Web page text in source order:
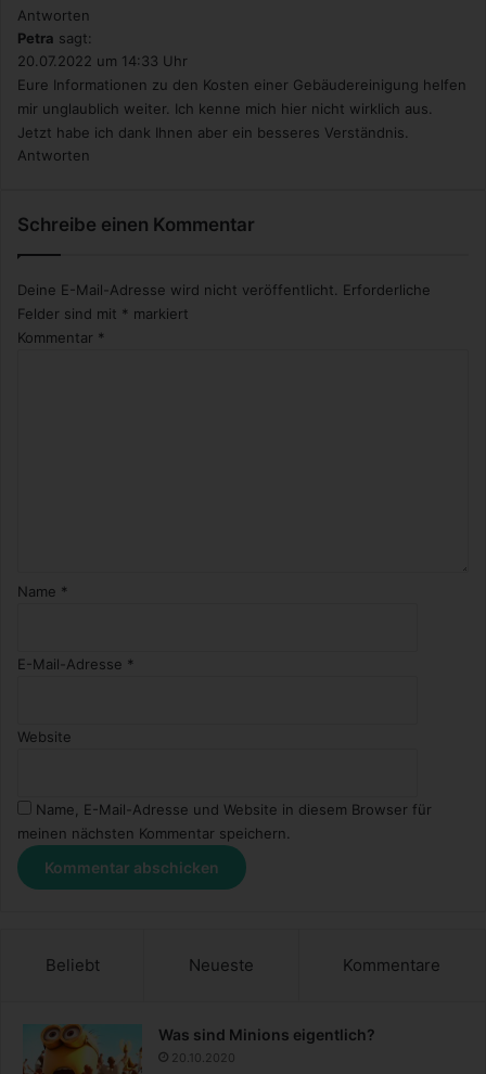
Antworten
Petra sagt:
20.07.2022 um 14:33 Uhr
Eure Informationen zu den Kosten einer Gebäudereinigung helfen
mir unglaublich weiter. Ich kenne mich hier nicht wirklich aus.
Jetzt habe ich dank Ihnen aber ein besseres Verständnis.
Antworten
Schreibe einen Kommentar
Deine E-Mail-Adresse wird nicht veröffentlicht. Erforderliche
Felder sind mit * markiert
Kommentar *
Name *
E-Mail-Adresse *
Website
Name, E-Mail-Adresse und Website in diesem Browser für
meinen nächsten Kommentar speichern.
Beliebt Neueste Kommentare
Was sind Minions eigentlich?
20.10.2020